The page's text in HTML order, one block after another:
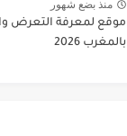
منذ بضع شهور
موقع لمعرفة التعرض
بالمغرب 2026